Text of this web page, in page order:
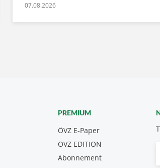
07.08.2026
PREMIUM
ÖVZ E-Paper
Abonnement
ÖVZ EDITION